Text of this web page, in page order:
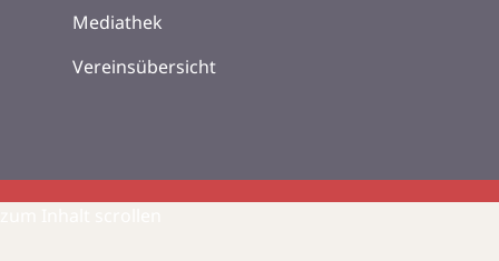
Mediathek
Vereinsübersicht